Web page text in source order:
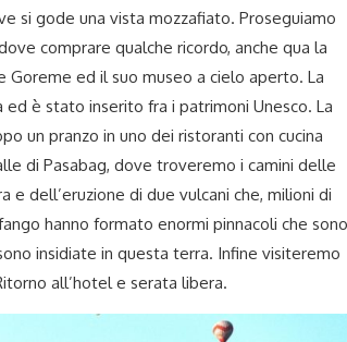
si gode una vista mozzafiato. Proseguiamo
comprare qualche ricordo, anche qua la
Goreme ed il suo museo a cielo aperto. La
è stato inserito fra i patrimoni Unesco. La
un pranzo in uno dei ristoranti con cucina
di Pasabag, dove troveremo i camini delle
dell’eruzione di due vulcani che, milioni di
hanno formato enormi pinnacoli che sono
insidiate in questa terra. Infine visiteremo
all’hotel e serata libera.